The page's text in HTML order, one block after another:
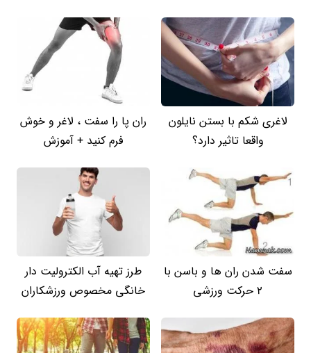
لاغری شکم با بستن نایلون
واقعا تاثیر دارد؟
ران پا را سفت ، لاغر و خوش
فرم کنید + آموزش
سفت شدن ران ها و باسن با
2 حرکت ورزشی
طرز تهیه آب الکترولیت دار
خانگی مخصوص ورزشکاران